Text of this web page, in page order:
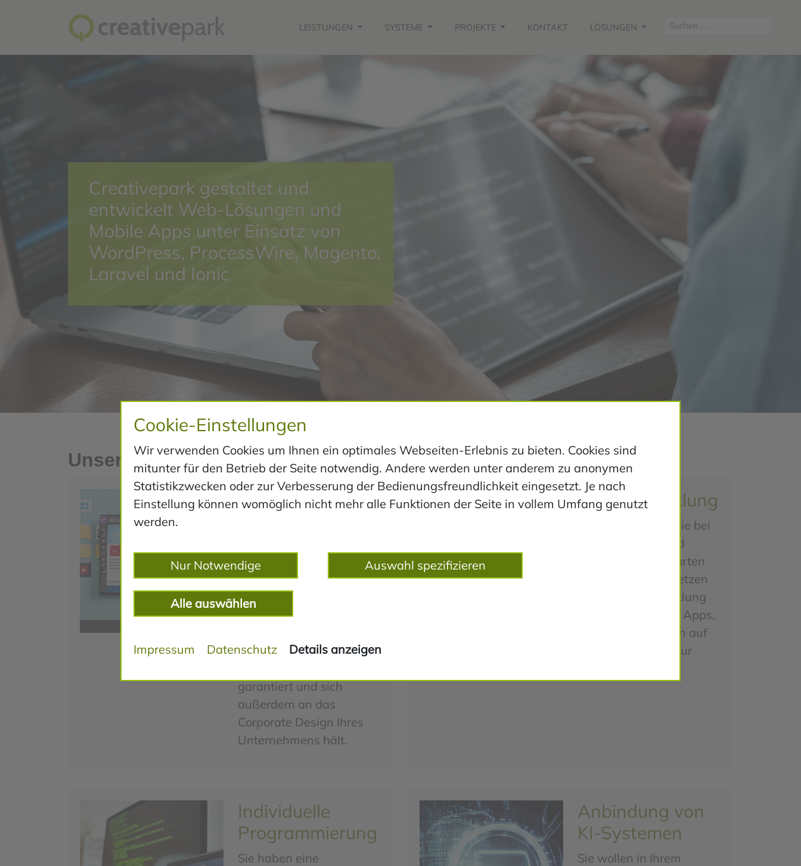
LEISTUNGEN SYSTEME PROJEKTE KONTAKT LÖSUNGEN
Creativepark gestaltet und
entwickelt Web-Lösungen und
Mobile Apps unter Einsatz von
WordPress, ProcessWire, Magento,
Laravel und Ionic
Unsere Leistungen
Webdesign
Neugestaltung Ihrer
Unternehmens-Webseite
geht. Gemeinsam mit
Ihnen erarbeiten wir ein
Besuchern Ihrer Seite eine
garantiert und sich
außerdem an das
Corporate Design Ihres
Unternehmens hält.
App Entwicklung
Wir unterstützen Sie bei
der Konzeption und
Entwicklung aller arten
von Apps. Dabei setzen
wir bei der Entwicklung
primär auf hybride Apps,
damit diese einfach auf
allen Endgeräten zur
Individuelle
Programmierung
Sie haben eine
Anbindung von
KI-Systemen
Sie wollen in Ihrem
Cookie-Einstellungen
Wir verwenden Cookies um Ihnen ein optimales Webseiten-Erlebnis zu bieten. Cookies sind
mitunter für den Betrieb der Seite notwendig. Andere werden unter anderem zu anonymen
Statistikzwecken oder zur Verbesserung der Bedienungsfreundlichkeit eingesetzt. Je nach
Einstellung können womöglich nicht mehr alle Funktionen der Seite in vollem Umfang genutzt
werden.
Nur Notwendige Auswahl spezifizieren
Alle auswählen
Impressum Datenschutz Details anzeigen